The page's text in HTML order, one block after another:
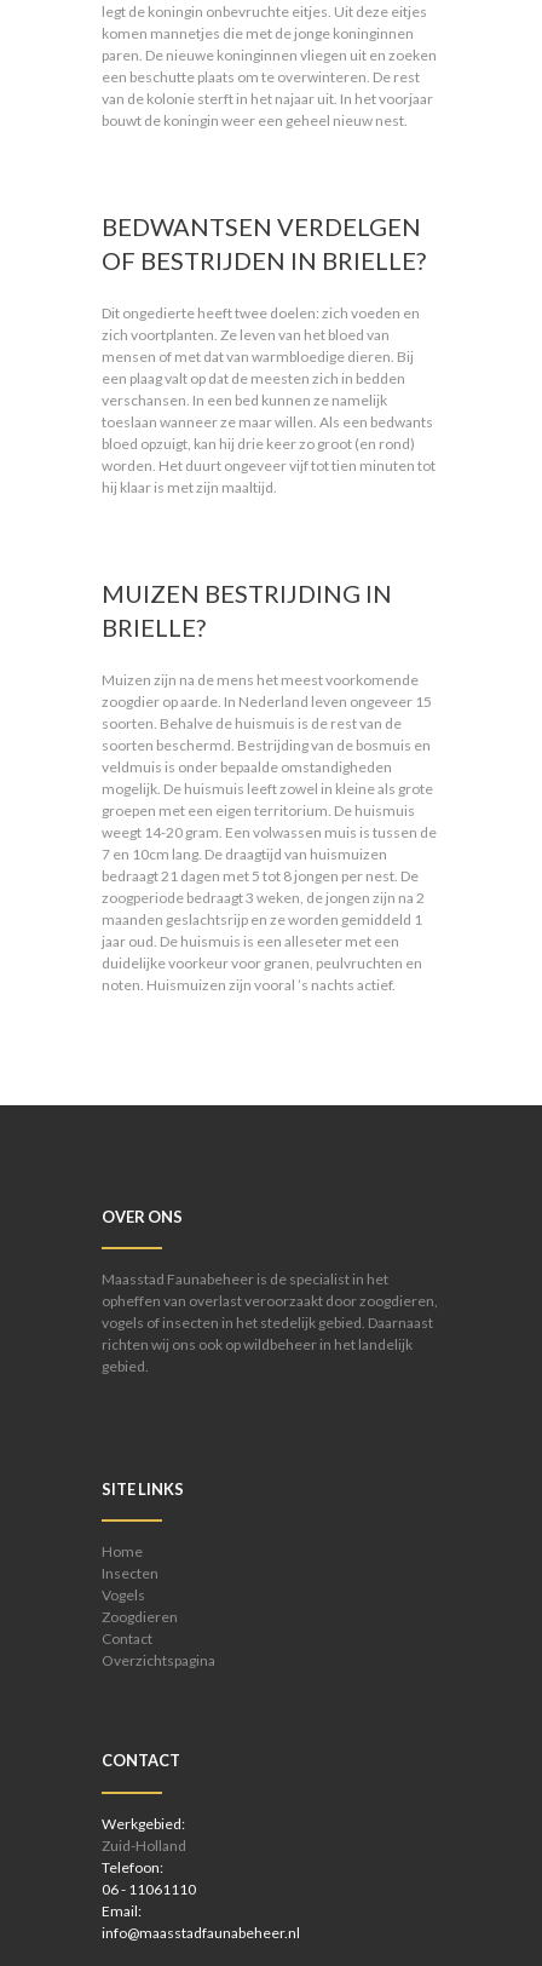
legt de koningin onbevruchte eitjes. Uit deze eitjes
komen mannetjes die met de jonge koninginnen
paren. De nieuwe koninginnen vliegen uit en zoeken
een beschutte plaats om te overwinteren. De rest
van de kolonie sterft in het najaar uit. In het voorjaar
bouwt de koningin weer een geheel nieuw nest.
BEDWANTSEN VERDELGEN
OF BESTRIJDEN IN BRIELLE?
Dit ongedierte heeft twee doelen: zich voeden en
zich voortplanten. Ze leven van het bloed van
mensen of met dat van warmbloedige dieren. Bij
een plaag valt op dat de meesten zich in bedden
verschansen. In een bed kunnen ze namelijk
toeslaan wanneer ze maar willen. Als een bedwants
bloed opzuigt, kan hij drie keer zo groot (en rond)
worden. Het duurt ongeveer vijf tot tien minuten tot
hij klaar is met zijn maaltijd.
MUIZEN BESTRIJDING IN
BRIELLE?
Muizen zijn na de mens het meest voorkomende
zoogdier op aarde. In Nederland leven ongeveer 15
soorten. Behalve de huismuis is de rest van de
soorten beschermd. Bestrijding van de bosmuis en
veldmuis is onder bepaalde omstandigheden
mogelijk. De huismuis leeft zowel in kleine als grote
groepen met een eigen territorium. De huismuis
weegt 14-20 gram. Een volwassen muis is tussen de
7 en 10cm lang. De draagtijd van huismuizen
bedraagt 21 dagen met 5 tot 8 jongen per nest. De
zoogperiode bedraagt 3 weken, de jongen zijn na 2
maanden geslachtsrijp en ze worden gemiddeld 1
jaar oud. De huismuis is een alleseter met een
duidelijke voorkeur voor granen, peulvruchten en
noten. Huismuizen zijn vooral ’s nachts actief.
OVER ONS
Maasstad Faunabeheer is de specialist in het
opheffen van overlast veroorzaakt door zoogdieren,
vogels of insecten in het stedelijk gebied. Daarnaast
richten wij ons ook op wildbeheer in het landelijk
gebied.
SITE LINKS
Home
Insecten
Vogels
Zoogdieren
Contact
Overzichtspagina
CONTACT
Werkgebied:
Zuid-Holland
Telefoon:
06 - 11061110
Email:
info@maasstadfaunabeheer.nl